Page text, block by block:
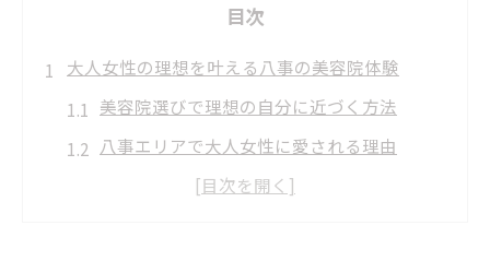
目次
大人女性の理想を叶える八事の美容院体験
美容院選びで理想の自分に近づく方法
八事エリアで大人女性に愛される理由
隠れ家サロンで叶う上品な髪質改善体験